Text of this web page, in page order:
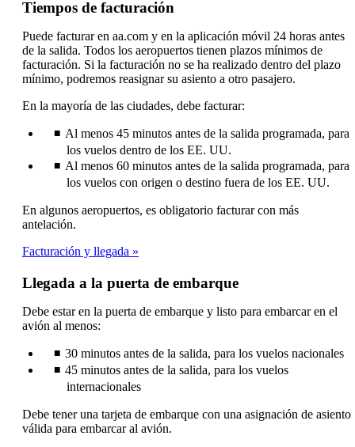
be
Tiempos de facturación
Puede facturar en aa.com y en la aplicación móvil 24 horas antes
de la salida. Todos los aeropuertos tienen plazos mínimos de
facturación. Si la facturación no se ha realizado dentro del plazo
mínimo, podremos reasignar su asiento a otro pasajero.
En la mayoría de las ciudades, debe facturar:
Al menos 45 minutos antes de la salida programada, para
los vuelos dentro de los EE. UU.
Al menos 60 minutos antes de la salida programada, para
los vuelos con origen o destino fuera de los EE. UU.
En algunos aeropuertos, es obligatorio facturar con más
antelación.
Facturación y llegada
Llegada a la puerta de embarque
Debe estar en la puerta de embarque y listo para embarcar en el
avión al menos:
30 minutos antes de la salida, para los vuelos nacionales
45 minutos antes de la salida, para los vuelos
internacionales
Debe tener una tarjeta de embarque con una asignación de asiento
válida para embarcar al avión.